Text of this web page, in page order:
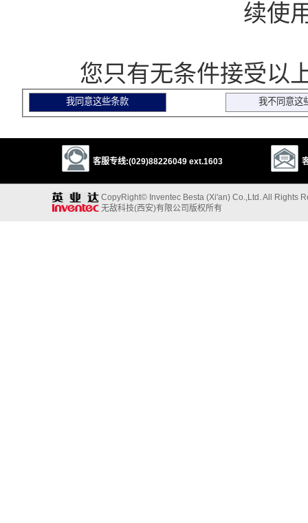
续使
您只有无条件接受以上
客服专线:(029)88226049 ext.1603
CopyRight© Inventec Besta (Xi'an) Co.,Ltd. All Rights
无敌科技(西安)有限公司版权所有